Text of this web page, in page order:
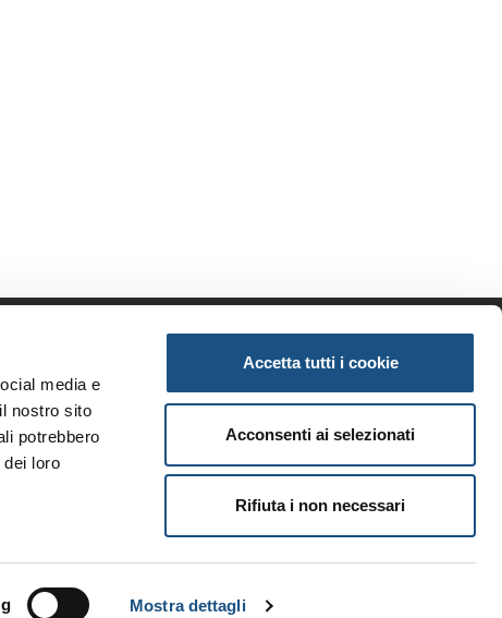
media e
nostro sito
potrebbero
loro
Mostra dettagli
Accetta tutti i cookie
Acconsenti ai selezionati
Rifiuta i non necessari
brand
Informazioni
Privacy
Condizioni generali